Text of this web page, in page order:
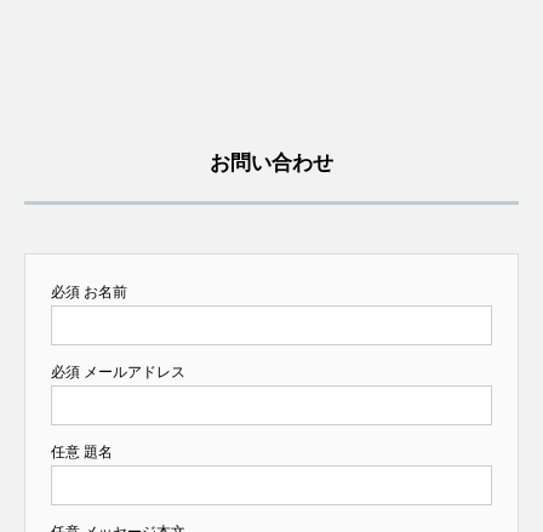
お問い合わせ
必須 お名前
必須 メールアドレス
任意 題名